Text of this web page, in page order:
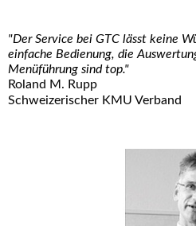
"Der Service bei GTC lässt keine
einfache Bedienung, die
Menüführung sind top."
Roland M. Rupp
Schweizerischer KMU Verband